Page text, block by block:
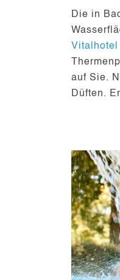
Die in
Vitalhotel
auf Sie.
Düften.